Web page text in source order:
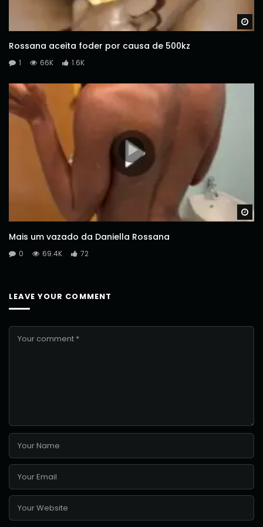
Rossana aceita foder por causa de 500kz
1 66K 1.6K
Mais um vazado da Daniella Rossana
0 69.4K 72
LEAVE YOUR COMMENT